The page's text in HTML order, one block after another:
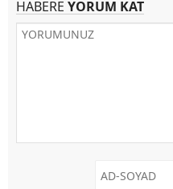
HABERE YORUM KAT